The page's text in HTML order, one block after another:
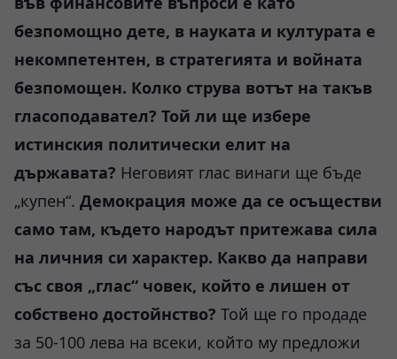
безпомощно дете, в науката и културата е
некомпетентен, в стратегията и войната
безпомощен. Колко струва вотът на такъв
гласоподавател? Той ли ще избере
истинския политически елит на
държавата? Неговият глас винаги ще бъде
„купен“. Демокрация може да се осъществи
само там, където народът притежава сила
на личния си характер. Какво да направи
със своя „глас“ човек, който е лишен от
собствено достойнство? Той ще го продаде
за 50-100 лева на всеки, който му предложи